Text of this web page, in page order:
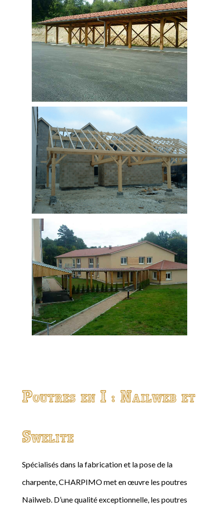
Poutres en I : Nailweb et
Swelite
Spécialisés dans la fabrication et la pose de la
charpente, CHARPIMO met en œuvre les poutres
Nailweb. D’une qualité exceptionnelle, les poutres